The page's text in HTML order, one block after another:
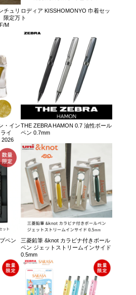
チュリ
限定万
M
ロディア KISSHOMONYO 巾着セッ
ト
・イン
イ
2026
THE ZEBRA HAMON 0.7 油性ボール
ペン 0.7mm
ペン
三菱鉛筆 &knot カラビナ付きボール
ペン ジェットストリームインサイド
0.5mm